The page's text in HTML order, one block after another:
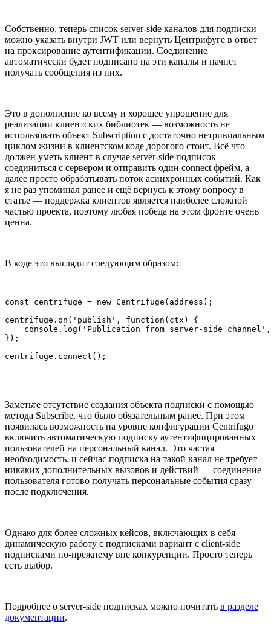
Собственно, теперь список server-side каналов для подписки
можно указать внутри JWT или вернуть Центрифуге в ответ
на проксирование аутентификации. Соединение
автоматически будет подписано на эти каналы и начнет
получать сообщения из них.
Это в дополнение ко всему и хорошее упрощение для
реализации клиентских библиотек — возможность не
использовать объект Subscription с достаточно нетривиальным
циклом жизни в клиентском коде дорогого стоит. Всё что
должен уметь клиент в случае server-side подписок —
соединиться с сервером и отправить один connect фрейм, а
далее просто обрабатывать поток асинхронных событий. Как
я не раз упоминал ранее и ещё вернусь к этому вопросу в
статье — поддержка клиентов является наиболее сложной
частью проекта, поэтому любая победа на этом фронте очень
ценна.
В коде это выглядит следующим образом:
const centrifuge = new Centrifuge(address);
centrifuge.on('publish', function(ctx) {
console.log('Publication from server-side
});
centrifuge.connect();
Заметьте отсутствие создания объекта подписки с помощью
метода Subscribe, что было обязательным ранее. При этом
появилась возможность на уровне конфигурации Centrifugo
включить автоматическую подписку аутентифицированных
пользователей на персональный канал. Это частая
необходимость, и сейчас подписка на такой канал не требует
никаких дополнительных вызовов и действий — соединение
пользователя готово получать персональные события сразу
после подключения.
Однако для более сложных кейсов, включающих в себя
динамическую работу с подписками вариант с client-side
подписками по-прежнему вне конкуренции. Просто теперь
есть выбор.
Подробнее о server-side подписках можно почитать в разделе
документации.